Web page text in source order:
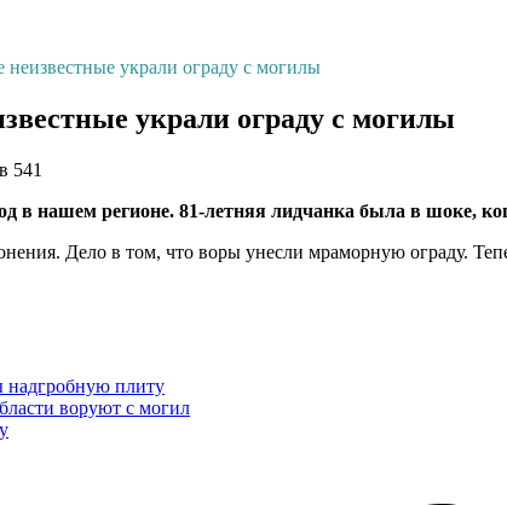
украли ограду с могилы
украли ограду с могилы
541
в нашем регионе. 81-летняя лидчанка была в шоке,
Дело в том, что воры унесли мраморную ограду.
надгробную плиту
воруют с могил